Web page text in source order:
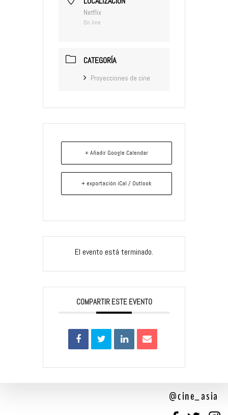
Netflix
On line
CATEGORÍA
Proyecciones de cine
+ Añadir Google Calendar
+ exportación iCal / Outlook
El evento está terminado.
COMPARTIR ESTE EVENTO
@cine_asia